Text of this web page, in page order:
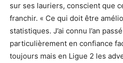
sur ses lauriers, conscient que
franchir. « Ce qui doit être
statistiques. J’ai connu l’an
particulièrement en confiance
toujours mais en Ligue 2 les